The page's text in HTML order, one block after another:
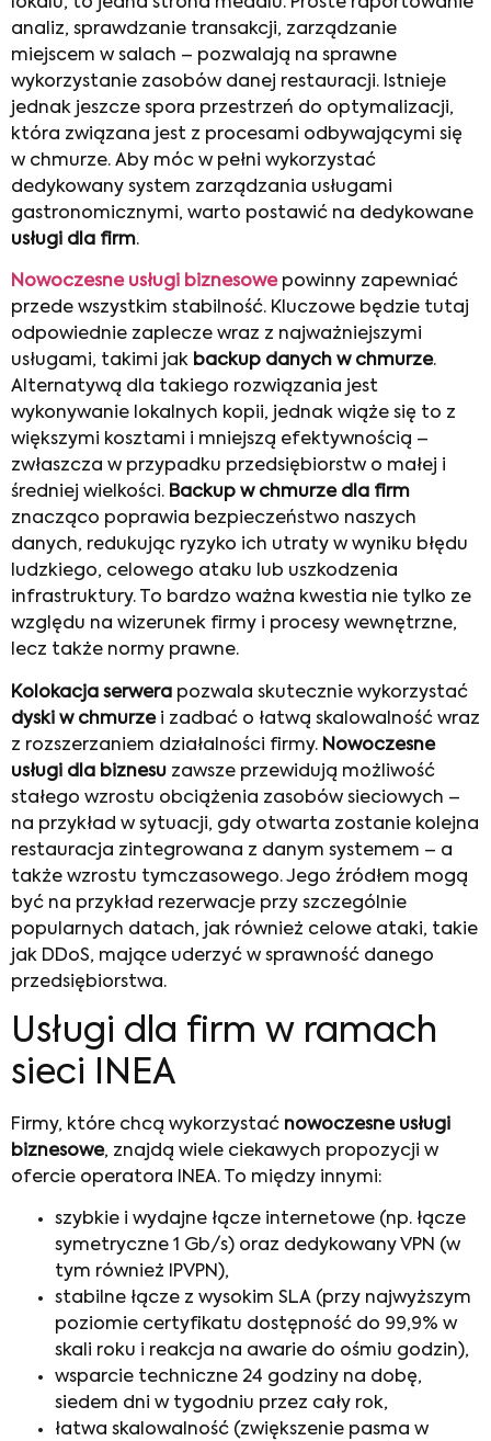
analiz, sprawdzanie transakcji, zarządzanie
miejscem w salach – pozwalają na sprawne
wykorzystanie zasobów danej restauracji. Istnieje
jednak jeszcze spora przestrzeń do optymalizacji,
która związana jest z procesami odbywającymi się
w chmurze. Aby móc w pełni wykorzystać
dedykowany system zarządzania usługami
gastronomicznymi, warto postawić na dedykowane
usługi dla firm.
Nowoczesne usługi biznesowepowinny zapewniać
przede wszystkim stabilność. Kluczowe będzie tutaj
odpowiednie zaplecze wraz z najważniejszymi
usługami, takimi jak backup danych w chmurze.
Alternatywą dla takiego rozwiązania jest
wykonywanie lokalnych kopii, jednak wiąże się to z
większymi kosztami i mniejszą efektywnością –
zwłaszcza w przypadku przedsiębiorstw o małej i
średniej wielkości. Backup w chmurze dla firm
znacząco poprawia bezpieczeństwo naszych
danych, redukując ryzyko ich utraty w wyniku błędu
ludzkiego, celowego ataku lub uszkodzenia
infrastruktury. To bardzo ważna kwestia nie tylko ze
względu na wizerunek firmy i procesy wewnętrzne,
lecz także normy prawne.
Kolokacja serwera pozwala skutecznie wykorzystać
dyski w chmurzei zadbać o łatwą skalowalność wraz
z rozszerzaniem działalności firmy. Nowoczesne
usługi dla biznesu zawsze przewidują możliwość
stałego wzrostu obciążenia zasobów sieciowych –
na przykład w sytuacji, gdy otwarta zostanie kolejna
restauracja zintegrowana z danym systemem – a
także wzrostu tymczasowego. Jego źródłem mogą
być na przykład rezerwacje przy szczególnie
popularnych datach, jak również celowe ataki, takie
jak DDoS, mające uderzyć w sprawność danego
przedsiębiorstwa.
Usługi dla firm w ramach
sieci INEA
Firmy, które chcą wykorzystać nowoczesne usługi
biznesowe, znajdą wiele ciekawych propozycji w
ofercie operatora INEA. To między innymi:
szybkie i wydajne łącze internetowe (np. łącze
symetryczne 1 Gb/s) oraz dedykowany VPN (w
tym również IPVPN),
stabilne łącze z wysokim SLA (przy najwyższym
poziomie certyfikatu dostępność do 99,9% w
skali roku i reakcja na awarie do ośmiu godzin),
wsparcie techniczne 24 godziny na dobę,
siedem dni w tygodniu przez cały rok,
łatwa skalowalność (zwiększenie pasma w